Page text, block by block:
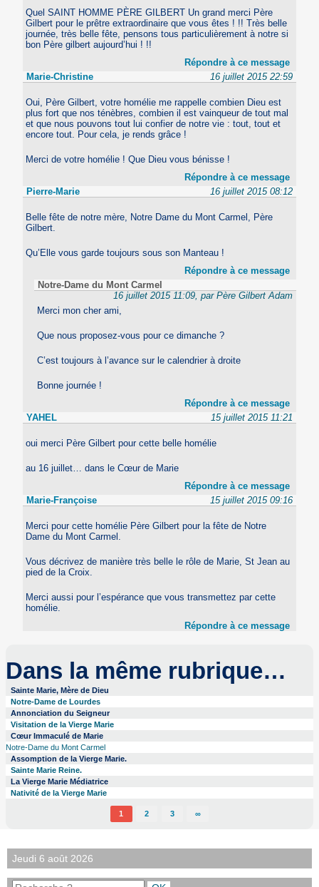
Quel SAINT HOMME PÈRE GILBERT Un grand merci Père
Gilbert pour le prêtre extraordinaire que vous êtes ! !! Très belle
journée, très belle fête, pensons tous particulièrement à notre si
bon Père gilbert aujourd’hui ! !!
Répondre à ce message
Marie-Christine
16 juillet 2015 22:59
Oui, Père Gilbert, votre homélie me rappelle combien Dieu est
plus fort que nos ténèbres, combien il est vainqueur de tout mal
et que nous pouvons tout lui confier de notre vie : tout, tout et
encore tout. Pour cela, je rends grâce !
Merci de votre homélie ! Que Dieu vous bénisse !
Répondre à ce message
Pierre-Marie
16 juillet 2015 08:12
Belle fête de notre mère, Notre Dame du Mont Carmel, Père
Gilbert.
Qu’Elle vous garde toujours sous son Manteau !
Répondre à ce message
Notre-Dame du Mont Carmel
16 juillet 2015 11:09, par Père Gilbert Adam
Merci mon cher ami,
Que nous proposez-vous pour ce dimanche ?
C’est toujours à l’avance sur le calendrier à droite
Bonne journée !
Répondre à ce message
YAHEL
15 juillet 2015 11:21
oui merci Père Gilbert pour cette belle homélie
au 16 juillet… dans le Cœur de Marie
Répondre à ce message
Marie-Françoise
15 juillet 2015 09:16
Merci pour cette homélie Père Gilbert pour la fête de Notre
Dame du Mont Carmel.
Vous décrivez de manière très belle le rôle de Marie, St Jean au
pied de la Croix.
Merci aussi pour l’espérance que vous transmettez par cette
homélie.
Répondre à ce message
Dans la même rubrique…
Sainte Marie, Mère de Dieu
Notre-Dame de Lourdes
Annonciation du Seigneur
Visitation de la Vierge Marie
Cœur Immaculé de Marie
Notre-Dame du Mont Carmel
Assomption de la Vierge Marie.
Sainte Marie Reine.
La Vierge Marie Médiatrice
Nativité de la Vierge Marie
1 2 3 ∞
Jeudi 6 août 2026